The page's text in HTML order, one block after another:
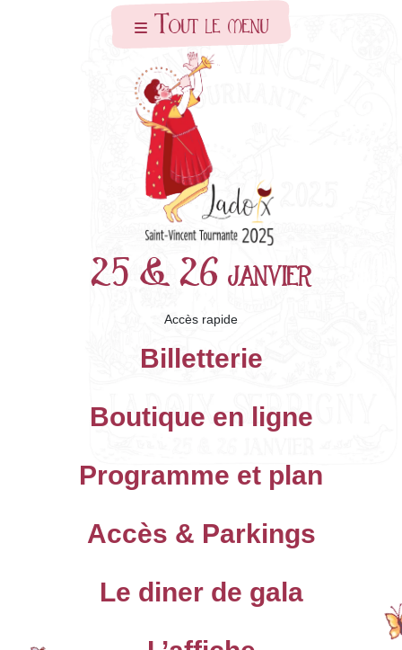
Skip to main contentTout le menu
25 & 26 janvier
Accès rapide
Billetterie
Boutique en ligne
Programme et plan
Accès & Parkings
Le diner de gala